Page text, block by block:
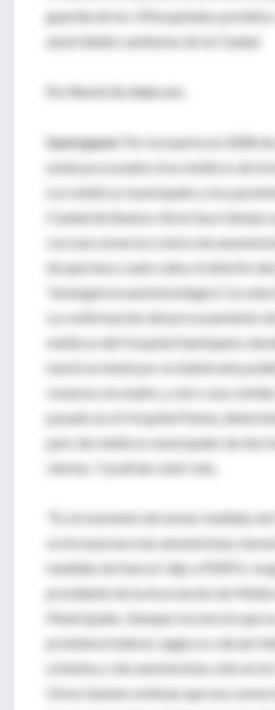
guardia de los 33 hospitales porteños
autoridades sanitarias de la Ciudad.
Santojanni . Por la muerte en 2008
están procesados tres médicos de la
Los médicos municipales y los
Ciudad de Buenos Aires hace tiempo
con una carencia crónica de
de que hace cuatro años el distrito
“emergencia anestesiológica”, la
La confirmación del procesamiento
médicos del Hospital Santojanni,
murió un bebé por no habérsele
cesárea a la madre, y otro caso similar
pasado en el Hospital Penna,
paro de médicos municipales de dos
viernes. Y podrían venir más.
“Es el momento de tomar medidas de
se incorporan más anestesistas,
medidas de fuerza”, dijo a PERFIL
presidente de la Asociación de
Municipales. Aunque reconoció que
problema federal, según su cálculo
ochenta y cien anestesistas sólo en la
Otras fuentes estiman que esa